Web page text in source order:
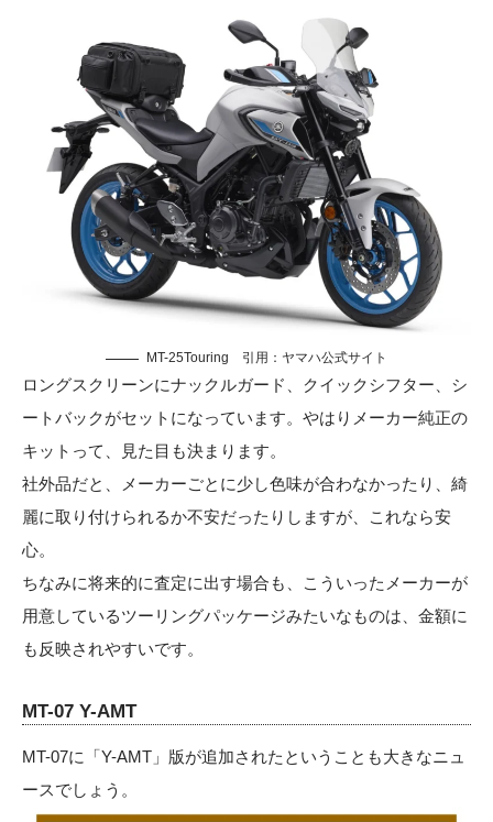
MT-25Touring 引用： ヤマハ公式サイト
ロングスクリーンにナックルガード、クイックシフター、シ
ートバックがセットになっています。やはりメーカー純正の
キットって、見た目も決まります。
社外品だと、メーカーごとに少し色味が合わなかったり、綺
麗に取り付けられるか不安だったりしますが、これなら安
心。
ちなみに将来的に査定に出す場合も、こういったメーカーが
用意しているツーリングパッケージみたいなものは、金額に
も反映されやすいです。
MT-07 Y-AMT
MT-07に「Y-AMT」版が追加されたということも大きなニュ
ースでしょう。